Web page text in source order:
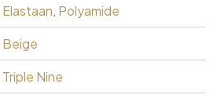
Elastaan, Polyamide
Beige
Triple Nine